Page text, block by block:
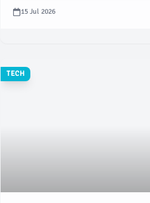
Potrivit 9to5google.com, @OnLeaks și
de tehnologie” care a publicat
15 Jul 2026
TECH